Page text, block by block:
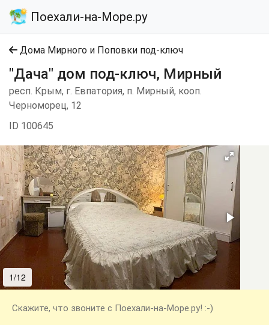
Поехали-на-Море.ру
Дома Мирного и Поповки под-ключ
"Дача" дом под-ключ, Мирный
респ. Крым, г. Евпатория, п. Мирный, кооп.
Черноморец, 12
ID 100645
1/12
Скажите, что звоните с Поехали-на-Море.ру! :-)